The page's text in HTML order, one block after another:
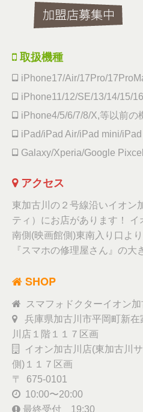
取扱機種
iPhone17/Air/17Pro/
iPhone11/12/SE/13/14/15/
iPhone4/5/6/7/8/X,等以前の
iPad/iPad Air/iPad mini/
Galaxy/Xperia/Google
アクセス
東加古川の２号線沿いイオン
ティ）にお店があります！
南側(映画館側)東南入り口よ
『スマホの修理屋さん』の大
SHOP
スマフォドクターイオン
兵庫県加古川市平岡町新在
川店１階１１７区画
イオン加古川店(東加古川
側)１１７区画
〒 675-0101
10:00〜20:00
最終受付 19:30